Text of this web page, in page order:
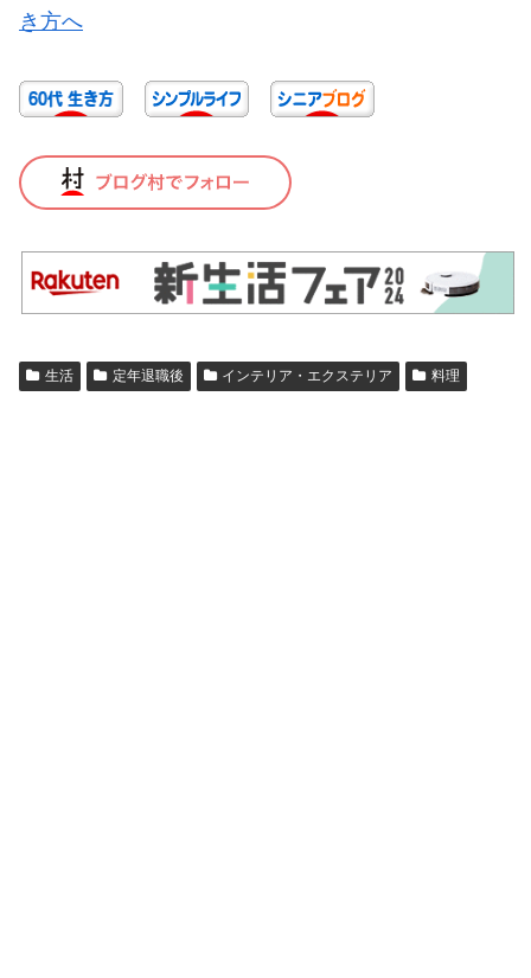
生活 定年退職後 インテリア・エクステリア 料理